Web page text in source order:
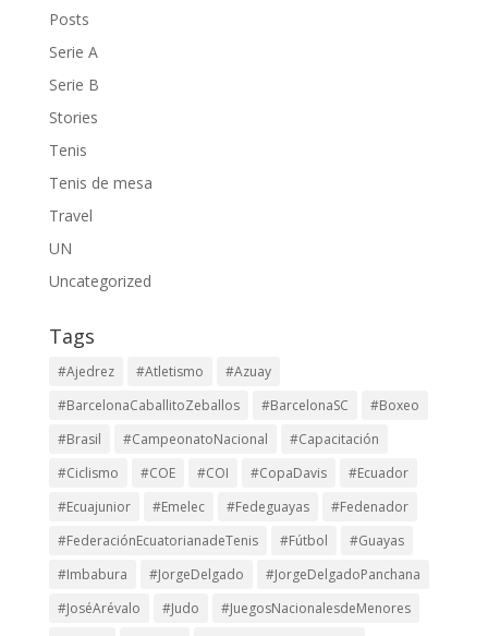
Posts
Serie A
Serie B
Stories
Tenis
Tenis de mesa
Travel
UN
Uncategorized
Tags
#Ajedrez #Atletismo
#Azuay
#BarcelonaCaballitoZeballos
#BarcelonaSC
#Boxeo
#Brasil
#CampeonatoNacional
#Capacitación
#Ciclismo
#COE #COI #CopaDavis
#Ecuador
#Ecuajunior
#Emelec #Fedeguayas
#Fedenador
#FederaciónEcuatorianadeTenis
#Fútbol
#Guayas
#Imbabura
#JorgeDelgado
#JorgeDelgadoPanchana
#JoséArévalo
#Judo
#JuegosNacionalesdeMenores